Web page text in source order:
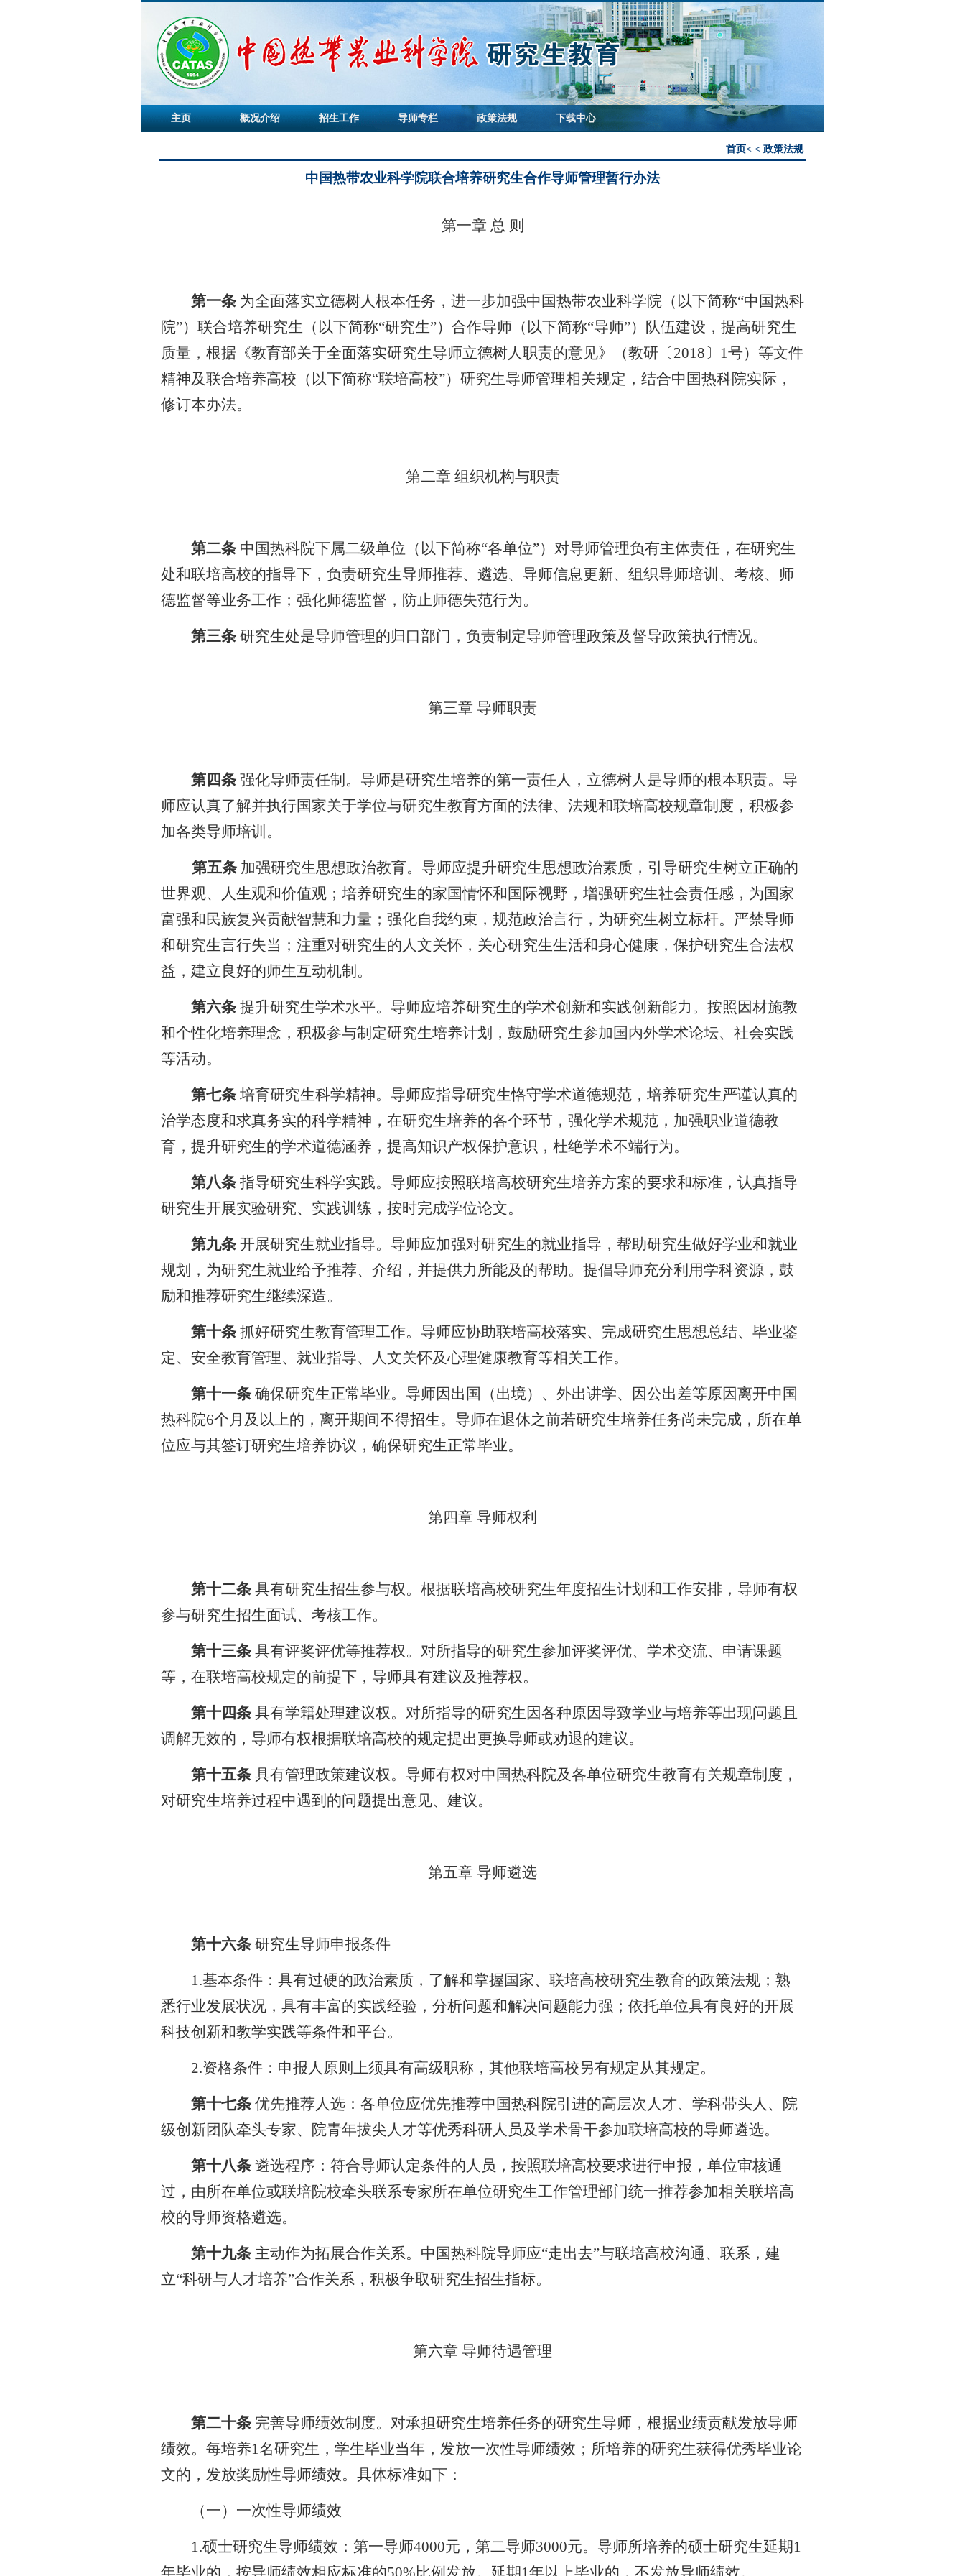
主页 概况介绍 招生工作 导师专栏 政策法规 下载中心
首页< < 政策法规
中国热带农业科学院联合培养研究生合作导师管理暂行办法
第一章 总 则
第一条 为全面落实立德树人根本任务，进一步加强中国热带农业科学院（以下简称“中国热科
院”）联合培养研究生（以下简称“研究生”）合作导师（以下简称“导师”）队伍建设，提高研究生
质量，根据《教育部关于全面落实研究生导师立德树人职责的意见》（教研〔2018〕 1号）等文件
精神及联合培养高校（以下简称“联培高校”）研究生导师管理相关规定，结合中国热科院实际，
修订本办法。
第二章 组织机构与职责
第二条 中国热科院下属二级单位（以下简称“各单位”）对导师管理负有主体责任，在研究生
处和联培高校的指导下，负责研究生导师推荐、遴选、导师信息更新、组织导师培训、考核、师
德监督等业务工作；强化师德监督，防止师德失范行为。
第三条 研究生处是导师管理的归口部门，负责制定导师管理政策及督导政策执行情况。
第三章 导师职责
第四条 强化导师责任制。导师是研究生培养的第一责任人，立德树人是导师的根本职责。导
师应认真了解并执行国家关于学位与研究生教育方面的法律、法规和联培高校规章制度，积极参
加各类导师培训。
第五条 加强研究生思想政治教育。导师应提升研究生思想政治素质，引导研究生树立正确的
世界观、人生观和价值观；培养研究生的家国情怀和国际视野，增强研究生社会责任感，为国家
富强和民族复兴贡献智慧和力量；强化自我约束，规范政治言行，为研究生树立标杆。严禁导师
和研究生言行失当；注重对研究生的人文关怀，关心研究生生活和身心健康，保护研究生合法权
益，建立良好的师生互动机制。
第六条 提升研究生学术水平。导师应培养研究生的学术创新和实践创新能力。按照因材施教
和个性化培养理念，积极参与制定研究生培养计划，鼓励研究生参加国内外学术论坛、社会实践
等活动。
第七条 培育研究生科学精神。导师应指导研究生恪守学术道德规范，培养研究生严谨认真的
治学态度和求真务实的科学精神，在研究生培养的各个环节，强化学术规范，加强职业道德教
育，提升研究生的学术道德涵养，提高知识产权保护意识，杜绝学术不端行为。
第八条 指导研究生科学实践。导师应按照联培高校研究生培养方案的要求和标准，认真指导
研究生开展实验研究、实践训练，按时完成学位论文。
第九条 开展研究生就业指导。导师应加强对研究生的就业指导，帮助研究生做好学业和就业
规划，为研究生就业给予推荐、介绍，并提供力所能及的帮助。提倡导师充分利用学科资源，鼓
励和推荐研究生继续深造。
第十条 抓好研究生教育管理工作。导师应协助联培高校落实、完成研究生思想总结、 毕业鉴
定、安全教育管理、就业指导、人文关怀及心理健康教育等相关工作。
第十一条 确保研究生正常毕业。 导师因出国 （出境） 、外出讲学、因公出差等原因离开中国
热科院6个月及以上的，离开期间不得招生。导师在退休之前若研究生培养任务尚未完成，所在单
位应与其签订研究生培养协议，确保研究生正常毕业。
第四章 导师权利
第十二条 具有研究生招生参与权。根据联培高校研究生年度招生计划和工作安排，导师有权
参与研究生招生面试、考核工作。
第十三条 具有评奖评优等推荐权。对所指导的研究生参加评奖评优、学术交流、申请课题
等， 在联培高校规定的前提下，导师具有建议及推荐权。
第十四条 具有学籍处理建议权。 对所指导的研究生因各种原因导致学业与培养等出现问题且
调解无效的，导师有权根据联培高校的规定提出更换导师或劝退的建议。
第十五条 具有管理政策建议权。导师有权对中国热科院及各单位研究生教育有关规章制度，
对研究生培养过程中遇到的问题提出意见、建议。
第五章 导师遴选
第十六条 研究生导师申报条件
1.基本条件：具有过硬的政治素质，了解和掌握国家、联培高校研究生教育的政策法规；熟
悉行业发展状况，具有丰富的实践经验，分析问题和解决问题能力强；依托单位具有良好的开展
科技创新和教学实践等条件和平台。
2.资格条件：申报人原则上须具有高级职称，其他联培高校另有规定从其规定。
第十七条 优先推荐人选：各单位应优先推荐中国热科院引进的高层次人才、学科带头人、院
级创新团队牵头专家、院青年拔尖人才等优秀科研人员及学术骨干参加联培高校的导师遴选。
第十八条 遴选程序：符合导师认定条件的人员，按照联培高校要求进行申报，单位审核通
过，由所在单位或联培院校牵头联系专家所在单位研究生工作管理部门统一推荐参加相关联培高
校的导师资格遴选。
第十九条 主动作为拓展合作关系。中国热科院导师应“走出去”与联培高校沟通、联系，建
立“科研与人才培养”合作关系，积极争取研究生招生指标。
第六章 导师待遇管理
第二十条 完善导师绩效制度。对承担研究生培养任务的研究生导师，根据业绩贡献发放导师
绩效。每培养1名研究生，学生毕业当年，发放一次性导师绩效；所培养的研究生获得优秀毕业论
文的，发放奖励性导师绩效。具体标准如下：
（一）一次性导师绩效
1.硕士研究生导师绩效：第一导师4000元，第二导师3000元。导师所培养的硕士研究生延期1
年毕业的，按导师绩效相应标准的50%比例发放。延期1年以上毕业的，不发放导师绩效。